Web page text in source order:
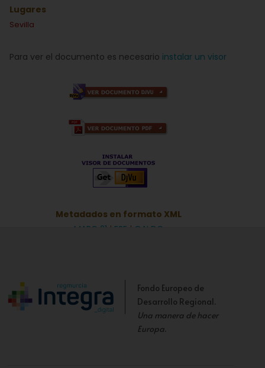
Para ver el documento es necesario instalar un visor
Metadados en formato XML
MARC 21 | ESE | OAI DC
Lugares
Sevilla
Fondo Europeo de
Desarrollo Regional.
Una manera de hacer
Europa.